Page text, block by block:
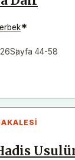
*
Sayfa 44-58